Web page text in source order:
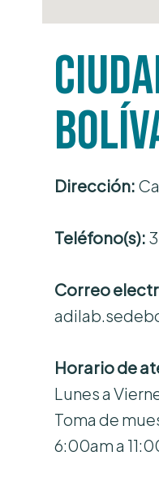
Dirección:
Teléfono(s):
Correo
Horario de
Lunes a
Toma de
6:00am a